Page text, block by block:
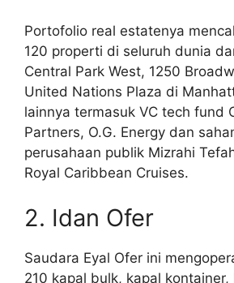
Portofolio real estatenya
120 properti di seluruh dunia
Central Park West, 1250
United Nations Plaza di
lainnya termasuk VC tech fund
Partners, O.G. Energy dan
perusahaan publik Mizrahi
Royal Caribbean Cruises.
2. Idan Ofer
Saudara Eyal Ofer ini
210 kapal bulk, kapal